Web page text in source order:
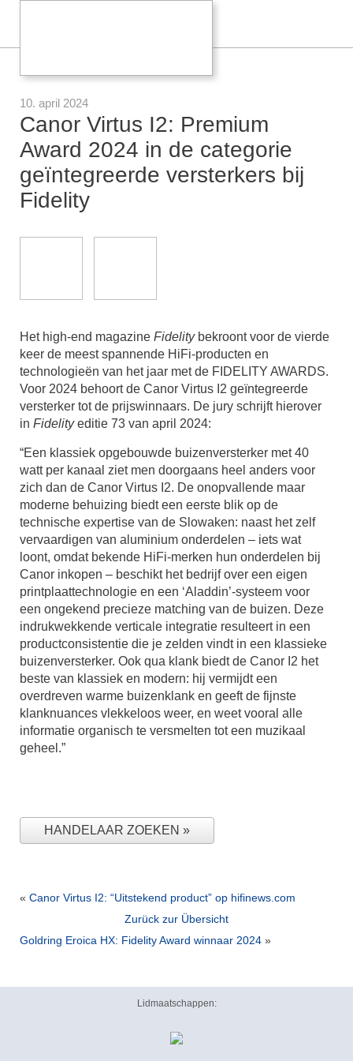
10. april 2024
Canor Virtus I2: Premium
Award 2024 in de categorie
geïntegreerde versterkers bij
Fidelity
Het high-end magazine Fidelitybekroont voor de vierde
keer de meest spannende HiFi-producten en
technologieën van het jaar met de FIDELITY AWARDS.
Voor 2024 behoort de Canor Virtus I2 geïntegreerde
versterker tot de prijswinnaars. De jury schrijft hierover
in Fidelityeditie 73 van april 2024:
“Een klassiek opgebouwde buizenversterker met 40
watt per kanaal ziet men doorgaans heel anders voor
zich dan de Canor Virtus I2. De onopvallende maar
moderne behuizing biedt een eerste blik op de
technische expertise van de Slowaken: naast het zelf
vervaardigen van aluminium onderdelen – iets wat
loont, omdat bekende HiFi-merken hun onderdelen bij
Canor inkopen – beschikt het bedrijf over een eigen
printplaattechnologie en een ‘Aladdin’-systeem voor
een ongekend precieze matching van de buizen. Deze
indrukwekkende verticale integratie resulteert in een
productconsistentie die je zelden vindt in een klassieke
buizenversterker. Ook qua klank biedt de Canor I2 het
beste van klassiek en modern: hij vermijdt een
overdreven warme buizenklank en geeft de fijnste
klanknuances vlekkeloos weer, en weet vooral alle
informatie organisch te versmelten tot een muzikaal
geheel.”
HANDELAAR ZOEKEN
« Canor Virtus I2: “Uitstekend product” op hifinews.com
Zurück zur Übersicht
Goldring Eroica HX: Fidelity Award winnaar 2024 »
Lidmaatschappen: